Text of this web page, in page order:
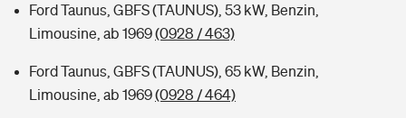
Ford Taunus, GBFS (TAUNUS), 53 kW, Benzin,
Limousine, ab 1969(0928 / 463)
Ford Taunus, GBFS (TAUNUS), 65 kW, Benzin,
Limousine, ab 1969(0928 / 464)